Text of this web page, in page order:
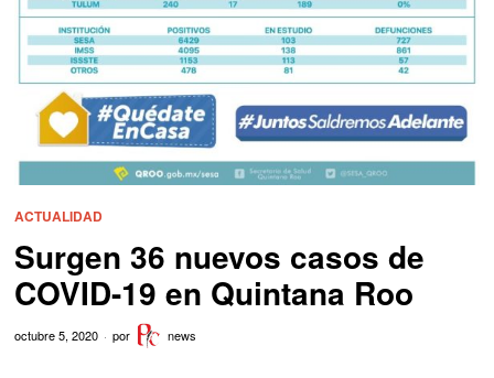
ACTUALIDAD
Surgen 36 nuevos casos de
COVID-19 en Quintana Roo
octubre 5, 2020 por news